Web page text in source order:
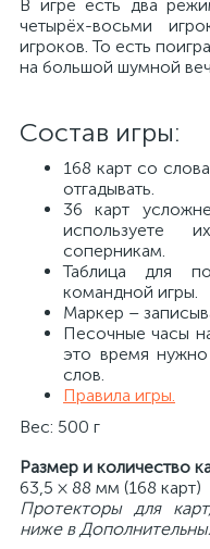
В игре есть два
четырёх-восьми
игроков. То есть
на большой шумной
Состав игры:
168 карт со
отгадывать.
36 карт
используете
соперникам.
Таблица для
командной игры.
Маркер –
Песочные часы
это время
слов.
Правила игры.
Вес: 500 г
Размер и количество
63,5 × 88 мм (168 карт)
Протекторы для
ниже в